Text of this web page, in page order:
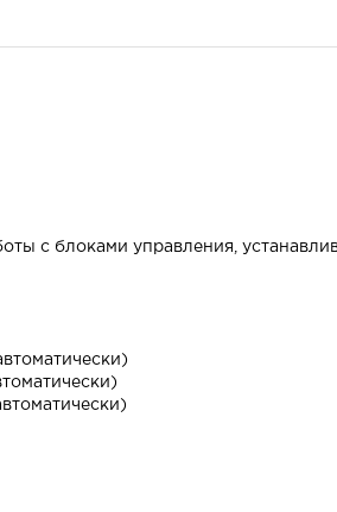
с блоками управления,